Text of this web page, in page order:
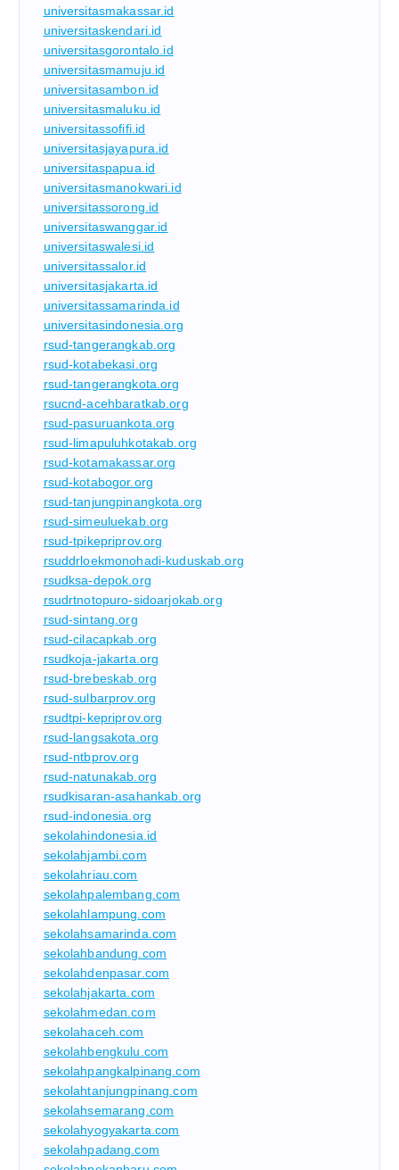
universitasmakassar.id
universitaskendari.id
universitasgorontalo.id
universitasmamuju.id
universitasambon.id
universitasmaluku.id
universitassofifi.id
universitasjayapura.id
universitaspapua.id
universitasmanokwari.id
universitassorong.id
universitaswanggar.id
universitaswalesi.id
universitassalor.id
universitasjakarta.id
universitassamarinda.id
universitasindonesia.org
rsud-tangerangkab.org
rsud-kotabekasi.org
rsud-tangerangkota.org
rsucnd-acehbaratkab.org
rsud-pasuruankota.org
rsud-limapuluhkotakab.org
rsud-kotamakassar.org
rsud-kotabogor.org
rsud-tanjungpinangkota.org
rsud-simeuluekab.org
rsud-tpikepriprov.org
rsuddrloekmonohadi-kuduskab.org
rsudksa-depok.org
rsudrtnotopuro-sidoarjokab.org
rsud-sintang.org
rsud-cilacapkab.org
rsudkoja-jakarta.org
rsud-brebeskab.org
rsud-sulbarprov.org
rsudtpi-kepriprov.org
rsud-langsakota.org
rsud-ntbprov.org
rsud-natunakab.org
rsudkisaran-asahankab.org
rsud-indonesia.org
sekolahindonesia.id
sekolahjambi.com
sekolahriau.com
sekolahpalembang.com
sekolahlampung.com
sekolahsamarinda.com
sekolahbandung.com
sekolahdenpasar.com
sekolahjakarta.com
sekolahmedan.com
sekolahaceh.com
sekolahbengkulu.com
sekolahpangkalpinang.com
sekolahtanjungpinang.com
sekolahsemarang.com
sekolahyogyakarta.com
sekolahpadang.com